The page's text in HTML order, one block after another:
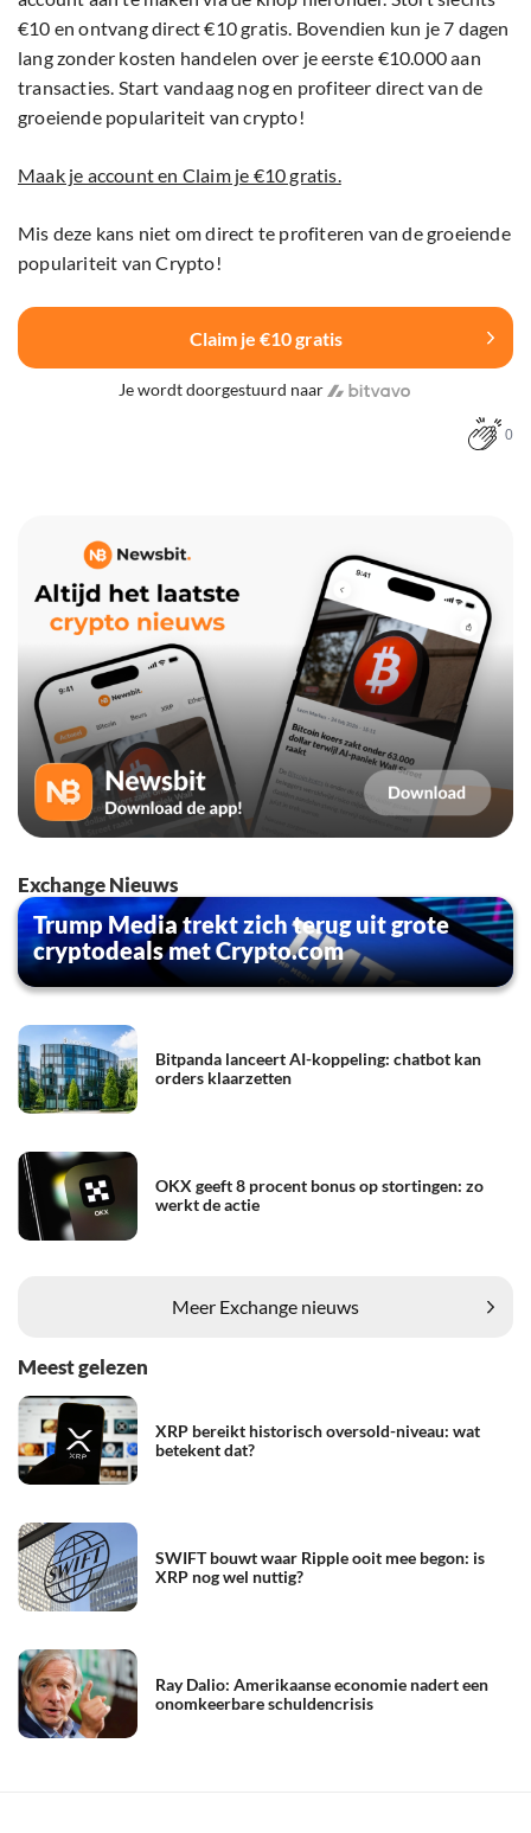
€10 en ontvang direct €10 gratis. Bovendien kun je 7 dagen
lang zonder kosten handelen over je eerste €10.000 aan
transacties. Start vandaag nog en profiteer direct van de
groeiende populariteit van crypto!
Maak je account en Claim je €10 gratis.
Mis deze kans niet om direct te profiteren van de groeiende
populariteit van Crypto!
Claim je €10 gratis
Je wordt doorgestuurd naar
0
Exchange Nieuws
Trump Media trekt zich terug uit grote
cryptodeals met Crypto.com
Bitpanda lanceert AI-koppeling: chatbot kan
orders klaarzetten
OKX geeft 8 procent bonus op stortingen: zo
werkt de actie
Meer Exchange nieuws
Meest gelezen
XRP bereikt historisch oversold-niveau: wat
betekent dat?
SWIFT bouwt waar Ripple ooit mee begon: is
XRP nog wel nuttig?
Ray Dalio: Amerikaanse economie nadert een
onomkeerbare schuldencrisis